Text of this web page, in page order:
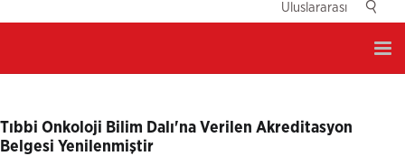
Uluslararası
Tıbbi Onkoloji Bilim Dalı'na Verilen Akreditasyon
Belgesi Yenilenmiştir